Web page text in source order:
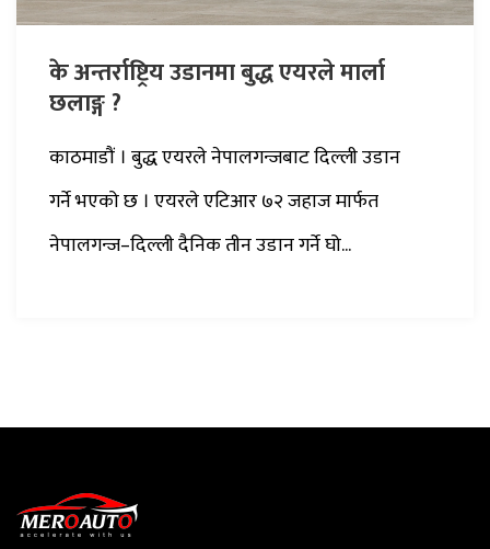
के अन्तर्राष्ट्रिय उडानमा बुद्ध एयरले मार्ला
छलाङ्ग ?
काठमाडौं । बुद्ध एयरले नेपालगन्जबाट दिल्ली उडान
गर्ने भएको छ । एयरले एटिआर ७२ जहाज मार्फत
नेपालगन्ज–दिल्ली दैनिक तीन उडान गर्ने घो...